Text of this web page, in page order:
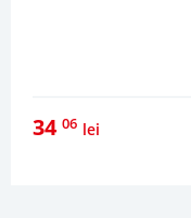
34 06 lei